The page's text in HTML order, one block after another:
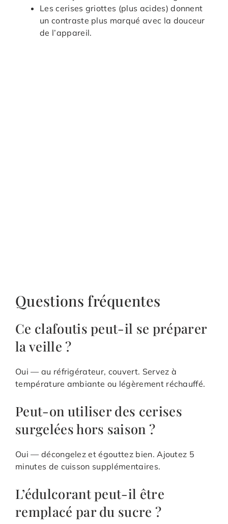
Les cerises griottes (plus acides) donnent
un contraste plus marqué avec la douceur
de l’appareil.
Questions fréquentes
Ce clafoutis peut-il se préparer
la veille ?
Oui — au réfrigérateur, couvert. Servez à
température ambiante ou légèrement réchauffé.
Peut-on utiliser des cerises
surgelées hors saison ?
Oui — décongelez et égouttez bien. Ajoutez 5
minutes de cuisson supplémentaires.
L’édulcorant peut-il être
remplacé par du sucre ?